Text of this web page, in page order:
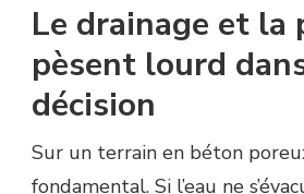
Le drainage et la
pèsent lourd
décision
Sur un terrain en béton
fondamental. Si l’eau ne